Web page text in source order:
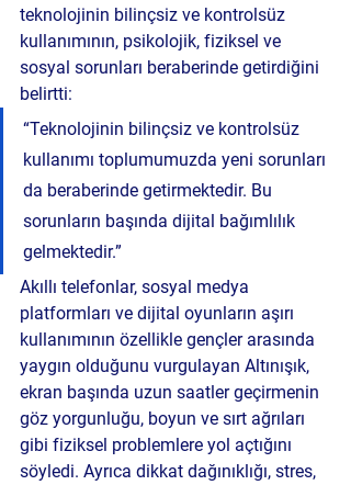
teknolojinin bilinçsiz ve kontrolsüz
kullanımının, psikolojik, fiziksel ve
sosyal sorunları beraberinde getirdiğini
belirtti:
“Teknolojinin bilinçsiz ve kontrolsüz
kullanımı toplumumuzda yeni sorunları
da beraberinde getirmektedir. Bu
sorunların başında dijital bağımlılık
gelmektedir.”
Akıllı telefonlar, sosyal medya
platformları ve dijital oyunların aşırı
kullanımının özellikle gençler arasında
yaygın olduğunu vurgulayan Altınışık,
ekran başında uzun saatler geçirmenin
göz yorgunluğu, boyun ve sırt ağrıları
gibi fiziksel problemlere yol açtığını
söyledi. Ayrıca dikkat dağınıklığı, stres,